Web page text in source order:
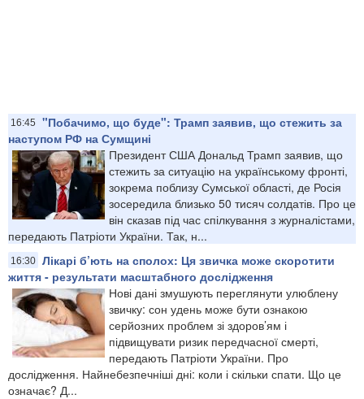
16:45
"Побачимо, що буде": Трамп заявив, що стежить за
наступом РФ на Сумщині
Президент США Дональд Трамп заявив, що
стежить за ситуацію на українському фронті,
зокрема поблизу Сумської області, де Росія
зосередила близько 50 тисяч солдатів. Про це
він сказав під час спілкування з журналістами,
передають Патріоти України. Так, н...
16:30 Лікарі б’ють на сполох: Ця звичка може скоротити
життя - результати масштабного дослідження
Нові дані змушують переглянути улюблену
звичку: сон удень може бути ознакою
серйозних проблем зі здоров’ям і
підвищувати ризик передчасної смерті,
передають Патріоти України. Про
дослідження. Найнебезпечніші дні: коли і скільки спати. Що це
означає? Д...